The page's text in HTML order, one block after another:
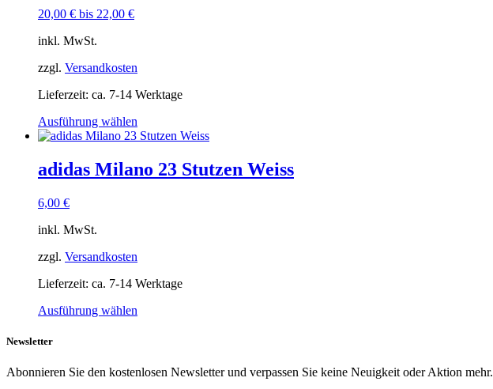
der
Produktseite
gewählt
20,00 € bis 22,00 €
inkl. MwSt.
zzgl. Versandkosten
Lieferzeit: ca. 7-14 Werktage
Ausführung wählen
Produkt
mehrere
Varianten
der
Produktseite
gewählt
adidas Milano 23 Stutzen Weiss
6,00 €
inkl. MwSt.
zzgl. Versandkosten
Lieferzeit: ca. 7-14 Werktage
Ausführung wählen
Varianten
auf.
Newsletter
Abonnieren Sie den kostenlosen Newsletter und verpassen Sie keine Neuigkeit oder Aktion mehr.